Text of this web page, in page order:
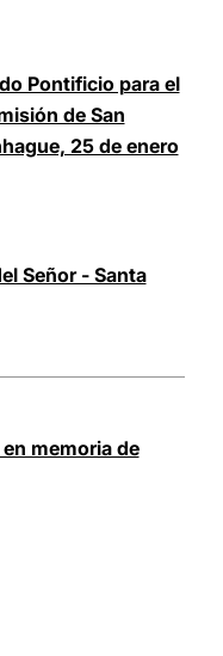
Pontificio para el
de San
25 de enero
Señor - Santa
memoria de